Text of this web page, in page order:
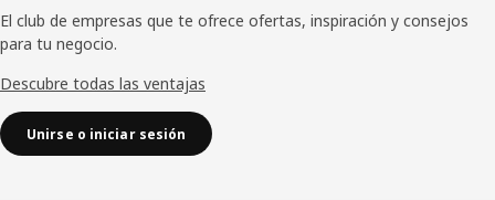
El club de empresas que te ofrece ofertas, inspiración y consejos
para tu negocio.
Descubre todas las ventajas
Unirse o iniciar sesión